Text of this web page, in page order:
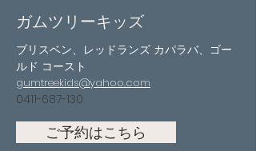
ガムツリーキッズ
ブリスベン、レッドランズ カパラバ、ゴー
ルド コースト
gumtreekids@yahoo.com
0411-687-130
ご予約はこちら